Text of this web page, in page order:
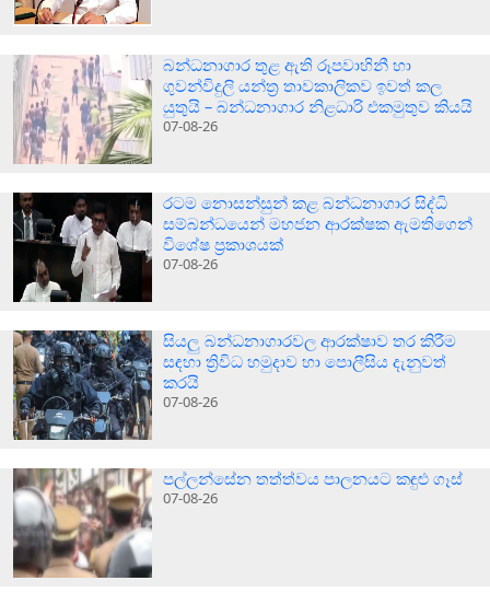
බන්ධනාගාර තුළ ඇති රූපවාහිනී හා
ගුවන්විදුලි යන්ත්‍ර තාවකාලිකව ඉවත් කල
යුතුයි – බන්ධනාගාර නිළධාරි එකමුතුව කියයි
07-08-26
රටම නොසන්සුන් කළ බන්ධනාගාර සිද්ධි
සම්බන්ධයෙන් මහජන ආරක්ෂක ඇමතිගෙන්
විශේෂ ප්‍රකාශයක්
07-08-26
සියලු බන්ධනාගාරවල ආරක්ෂාව තර කිරීම
සඳහා ත්‍රිවිධ හමුදාව හා පොලීසිය දැනුවත්
කරයි
07-08-26
පල්ලන්සේන තත්ත්වය පාලනයට කඳුළු ගෑස්
07-08-26